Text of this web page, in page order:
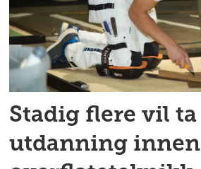
Stadig flere vil ta
utdanning innen